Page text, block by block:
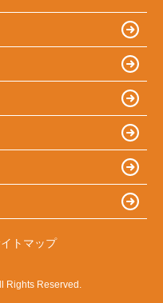
トマップ
Rights Reserved.